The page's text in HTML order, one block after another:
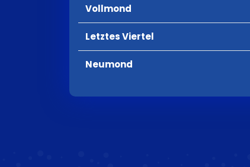
Vollmond
Letztes Viertel
Neumond